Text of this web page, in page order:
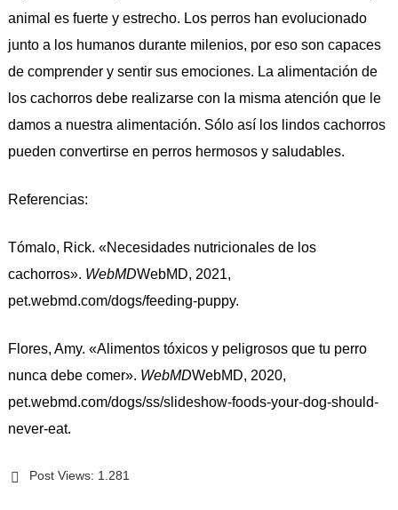
animal es fuerte y estrecho. Los perros han evolucionado
junto a los humanos durante milenios, por eso son capaces
de comprender y sentir sus emociones. La alimentación de
los cachorros debe realizarse con la misma atención que le
damos a nuestra alimentación. Sólo así los lindos cachorros
pueden convertirse en perros hermosos y saludables.
Referencias:
Tómalo, Rick. «Necesidades nutricionales de los
cachorros». WebMDWebMD, 2021,
pet.webmd.com/dogs/feeding-puppy.
Flores, Amy. «Alimentos tóxicos y peligrosos que tu perro
nunca debe comer». WebMDWebMD, 2020,
pet.webmd.com/dogs/ss/slideshow-foods-your-dog-should-
never-eat.
Post Views: 1.281